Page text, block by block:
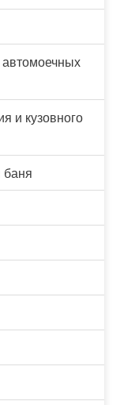
автомоечных
и кузовного
баня